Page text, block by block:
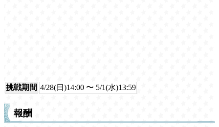
挑戦期間 4/28(日)14:00 〜 5/1(水)13:59
報酬